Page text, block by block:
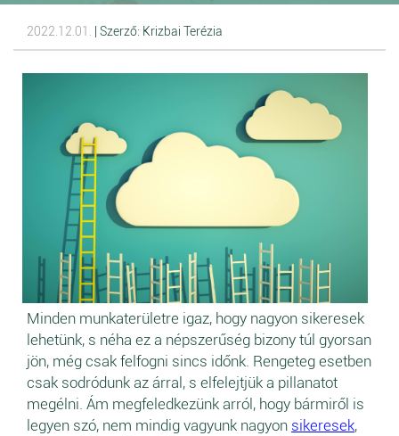
2022.12.01. | Szerző: Krizbai Terézia
Minden munkaterületre igaz, hogy nagyon sikeresek
lehetünk, s néha ez a népszerűség bizony túl gyorsan
jön, még csak felfogni sincs időnk. Rengeteg esetben
csak sodródunk az árral, s elfelejtjük a pillanatot
megélni. Ám megfeledkezünk arról, hogy bármiről is
legyen szó, nem mindig vagyunk nagyon sikeresek,